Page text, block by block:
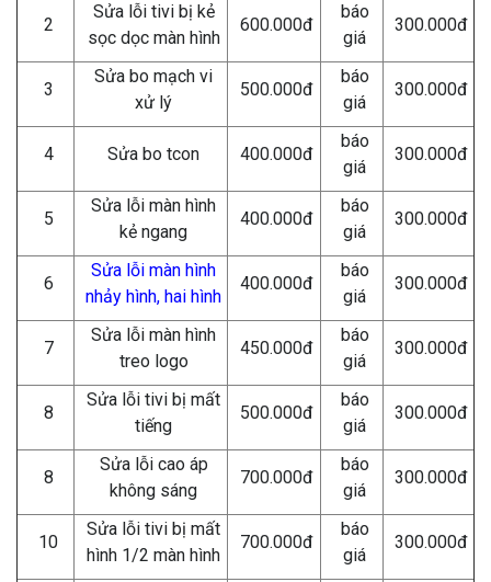
2
Sửa lỗi tivi bị kẻ
sọc dọc màn hình
600.000đ
báo
giá
300.000đ
3
Sửa bo mạch vi
xử lý
500.000đ
báo
giá
300.000đ
4 Sửa bo tcon 400.000đ
báo
giá
300.000đ
5
Sửa lỗi màn hình
kẻ ngang
400.000đ
báo
giá
300.000đ
6
Sửa lỗi màn hình
nhảy hình, hai hình
400.000đ
báo
giá
300.000đ
7
Sửa lỗi màn hình
treo logo
450.000đ
báo
giá
300.000đ
8
Sửa lỗi tivi bị mất
tiếng
500.000đ
báo
giá
300.000đ
8
Sửa lỗi cao áp
không sáng
700.000đ
báo
giá
300.000đ
10
Sửa lỗi tivi bị mất
hình 1/2 màn hình
700.000đ
báo
giá
300.000đ